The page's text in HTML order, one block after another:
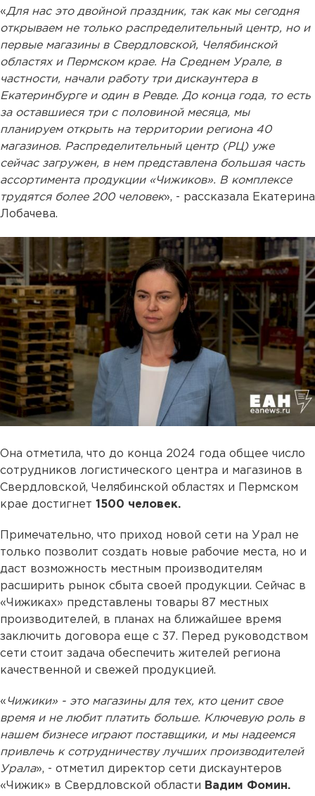
«Для нас это двойной праздник, так как мы сегодня
открываем не только распределительный центр, но и
первые магазины в Свердловской, Челябинской
областях и Пермском крае. На Среднем Урале, в
частности, начали работу три дискаунтера в
Екатеринбурге и один в Ревде. До конца года, то есть
за оставшиеся три с половиной месяца, мы
планируем открыть на территории региона 40
магазинов. Распределительный центр (РЦ) уже
сейчас загружен, в нем представлена большая часть
ассортимента продукции «Чижиков». В комплексе
трудятся более 200 человек», - рассказала Екатерина
Лобачева.
Она отметила, что до конца 2024 года общее число
сотрудников логистического центра и магазинов в
Свердловской, Челябинской областях и Пермском
крае достигнет 1500 человек.
Примечательно, что приход новой сети на Урал не
только позволит создать новые рабочие места, но и
даст возможность местным производителям
расширить рынок сбыта своей продукции. Сейчас в
«Чижиках» представлены товары 87 местных
производителей, в планах на ближайшее время
заключить договора еще с 37. Перед руководством
сети стоит задача обеспечить жителей региона
качественной и свежей продукцией.
« Чижики» - это магазины для тех, кто ценит свое
время и не любит платить больше. Ключевую роль в
нашем бизнесе играют поставщики, и мы надеемся
привлечь к сотрудничеству лучших производителей
Урала», - отметил директор сети дискаунтеров
«Чижик» в Свердловской области Вадим Фомин.